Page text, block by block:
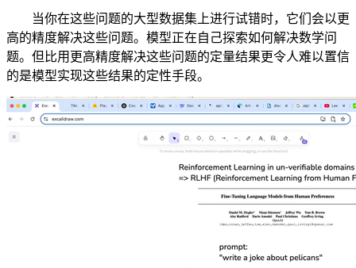
当你在这些问题的大型数据集上进行试错时，它们会以更
高的精度解决这些问题。模型正在自己探索如何解决数学问
题。但比用更高精度解决这些问题的定量结果更令人难以置信
的是模型实现这些结果的定性手段。